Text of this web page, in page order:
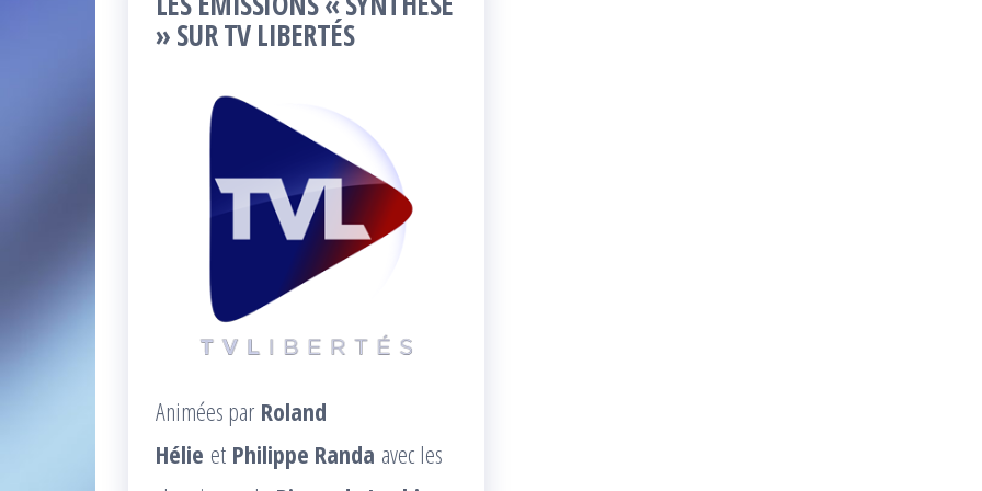
» SUR TV LIBERTÉS
Animées par Roland
Hélie et Philippe Randa avec les